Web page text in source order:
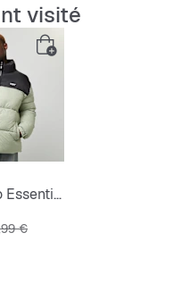
visité
Small Logo Essential Puffer Jacket
original
€